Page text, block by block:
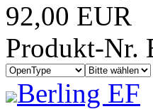
92,00 EUR
Produkt-Nr.
Berling EF